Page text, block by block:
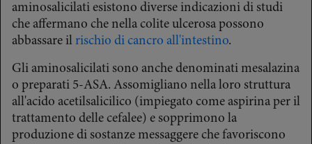
aminosalicilati esistono diverse indicazioni di studi
che affermano che nella colite ulcerosa possono
abbassare il rischio di cancro all'intestino.
Gli aminosalicilati sono anche denominati mesalazina
o preparati 5-ASA. Assomigliano nella loro struttura
all'acido acetilsalicilico (impiegato come aspirina per il
trattamento delle cefalee) e sopprimono la
produzione di sostanze messaggere che favoriscono